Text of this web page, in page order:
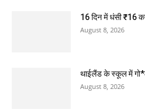
16 दिन में धंसी ₹16
August 8, 2026
थाईलैंड के स्कूल में
August 8, 2026